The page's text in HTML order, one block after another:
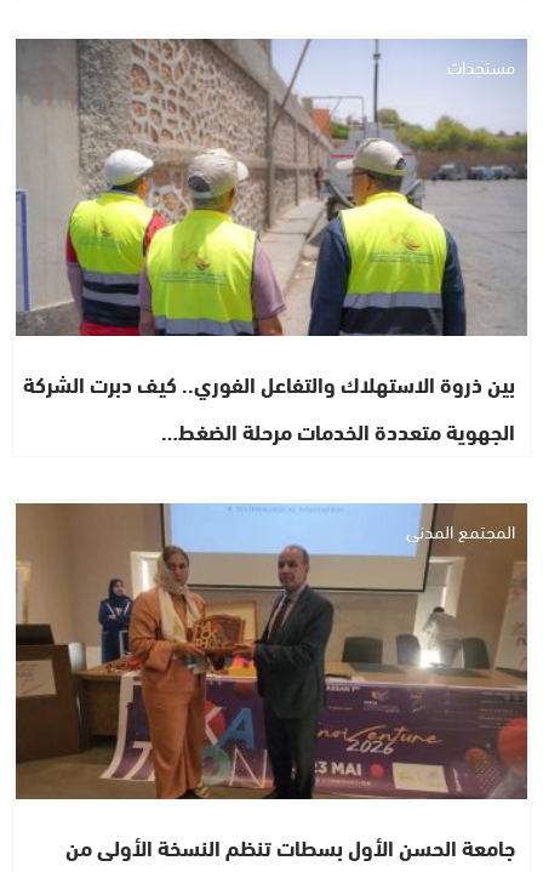
مستجدات
بين ذروة الاستهلاك والتفاعل الفوري.. كيف دبرت الشركة
الجهوية متعددة الخدمات مرحلة الضغط…
المجتمع المدني
جامعة الحسن الأول بسطات تنظم النسخة الأولى من